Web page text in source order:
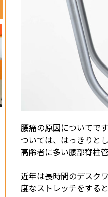
腰痛の原因についてで
ついては、はっきりと
高齢者に多い腰部脊柱
近年は長時間のデスク
度なストレッチをする